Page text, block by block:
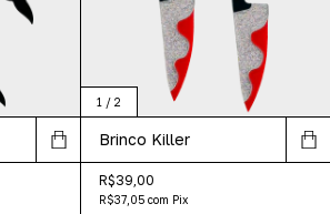
1 / 2
Brinco Killer
R$39,00
R$37,05 com Pix